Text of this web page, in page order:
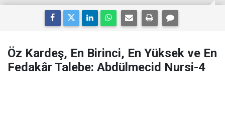
Öz Kardeş, En Birinci, En Yüksek ve En
Fedakâr Talebe: Abdülmecid Nursi-4